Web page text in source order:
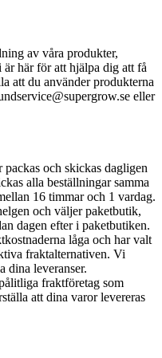
av våra produkter,
här för att hjälpa dig att få
att du använder produkterna
eller
och skickas dagligen
alla beställningar samma
16 timmar och 1 vardag.
och väljer paketbutik,
dagen efter i paketbutiken.
låga och har valt
fraktalternativen. Vi
dina leveranser.
fraktföretag som
att dina varor levereras